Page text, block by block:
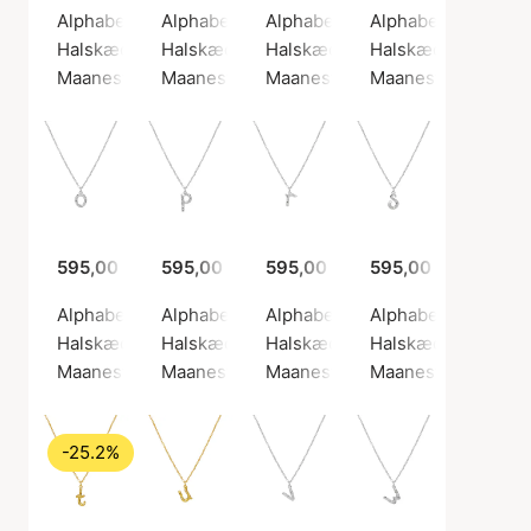
Alphabet Necklace K
Halskæde, Sølv farve / Sølv sterling 925
Maanesten
Alphabet Necklace L
Halskæde, Guld farve / Forgyldt sølv
Maanesten
Alphabet Necklace M
Halskæde, Guld farve /
Maanesten
Alphabet Necklace
Halskæde, Sølv
Maanesten
595,00 kr.
Alphabet Necklace O
Halskæde, Sølv farve / Sølv sterling 925
Maanesten
595,00 kr.
Alphabet Necklace P
Halskæde, Sølv farve / Sølv sterling 925
Maanesten
595,00 kr.
Alphabet Necklace R
Halskæde, Sølv farve / Sølv
Maanesten
595,00 kr.
Alphabet Necklace
Halskæde, Sølv
Maanesten
-25.2%